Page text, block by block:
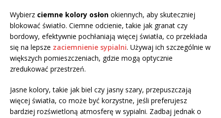
Wybierz ciemne kolory osłon okiennych, aby skuteczniej
blokować światło. Ciemne odcienie, takie jak granat czy
bordowy, efektywnie pochłaniają więcej światła, co przekłada
się na lepsze zaciemnienie sypialni. Używaj ich szczególnie w
większych pomieszczeniach, gdzie mogą optycznie
zredukować przestrzeń.
Jasne kolory, takie jak biel czy jasny szary, przepuszczają
więcej światła, co może być korzystne, jeśli preferujesz
bardziej rozświetloną atmosferę w sypialni. Zadbaj jednak o